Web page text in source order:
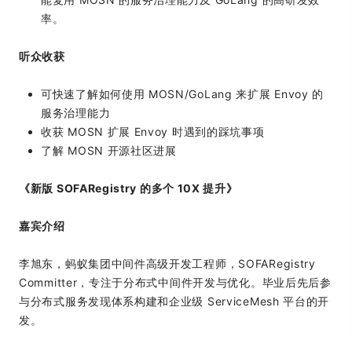
率。
听众收获
可快速了解如何使用 MOSN/GoLang 来扩展 Envoy 的
服务治理能力
收获 MOSN 扩展 Envoy 时遇到的踩坑事项
了解 MOSN 开源社区进展
《新版 SOFARegistry 的多个 10X 提升》
嘉宾介绍
李旭东，蚂蚁集团中间件高级开发工程师，SOFARegistry
Committer，专注于分布式中间件开发与优化。毕业后先后参
与分布式服务发现体系构建和企业级 ServiceMesh 平台的开
发。